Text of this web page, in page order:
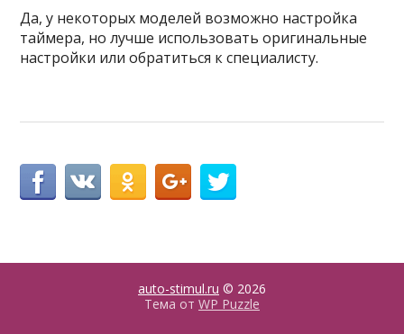
Да, у некоторых моделей возможно настройка
таймера, но лучше использовать оригинальные
настройки или обратиться к специалисту.
auto-stimul.ru © 2026
Тема от WP Puzzle